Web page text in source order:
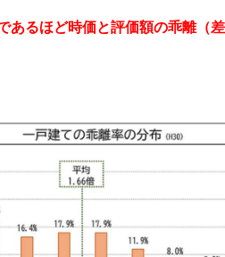
あるほど時価と評価額の乖離（